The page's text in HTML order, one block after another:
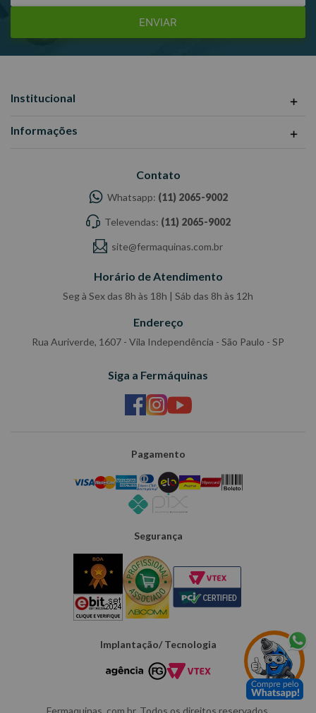
ENVIAR
Institucional
Informações
Contato
Whatsapp: (11) 2065-9002
Televendas: (11) 2065-9002
site@fermaquinas.com.br
Horário de Atendimento
Seg à Sex das 8h às 18h | Sáb das 8h às 12h
Endereço
Rua Auriverde, 1607 - Vila Independência - São Paulo - SP
Siga a Fermáquinas
Pagamento
Segurança
Implantação/ Tecnologia
Fermaquinas. com.br. Todos os direitos reservados.